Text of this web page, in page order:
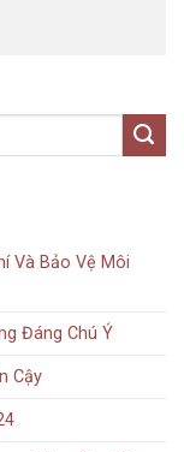
Và Bảo Vệ Môi
Đáng Chú Ý
Cậy